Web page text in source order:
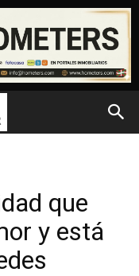
que
y está